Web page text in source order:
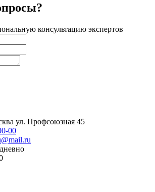
консультацию экспертов
ул. Профсоюзная 45
00